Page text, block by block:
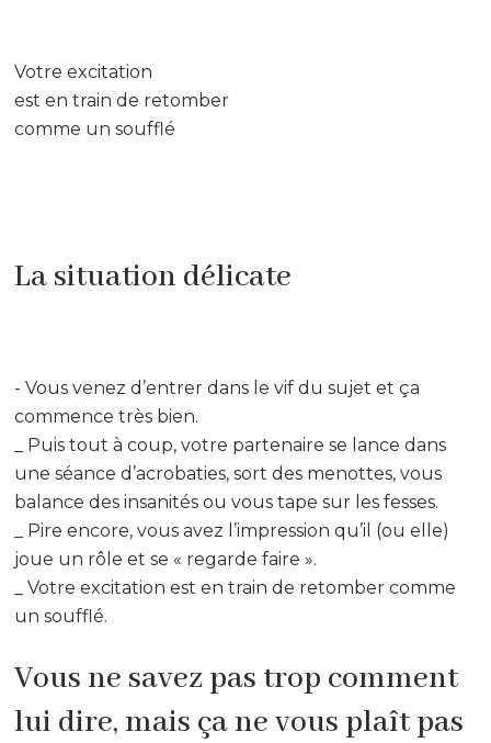
Votre excitation
est en train de retomber
comme un soufflé
La situation délicate
- Vous venez d’entrer dans le vif du sujet et ça
commence très bien.
_ Puis tout à coup, votre partenaire se lance dans
une séance d’acrobaties, sort des menottes, vous
balance des insanités ou vous tape sur les fesses.
_ Pire encore, vous avez l’impression qu’il (ou elle)
joue un rôle et se « regarde faire ».
_ Votre excitation est en train de retomber comme
un soufflé.
Vous ne savez pas trop comment
lui dire, mais ça ne vous plaît pas